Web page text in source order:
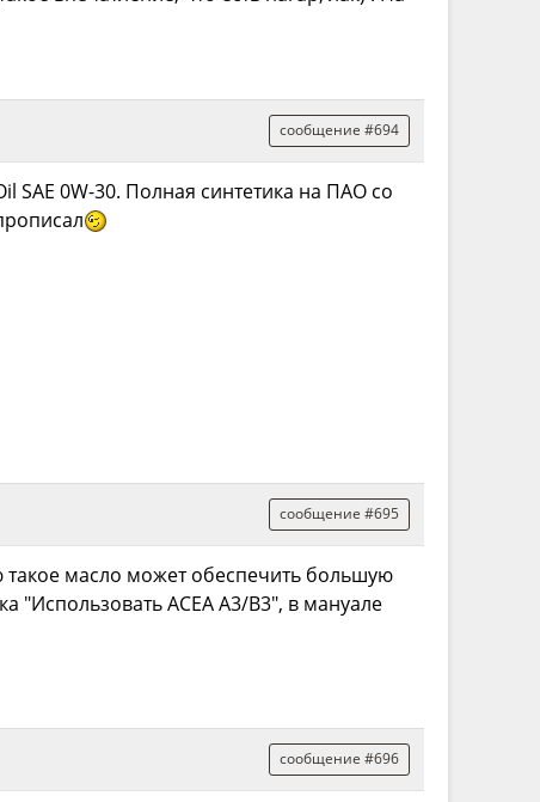
сообщение #694
SAE 0W-30. Полная синтетика на ПАО со
сообщение #695
такое масло может обеспечить большую
"Использовать ACEA A3/B3", в мануале
сообщение #696